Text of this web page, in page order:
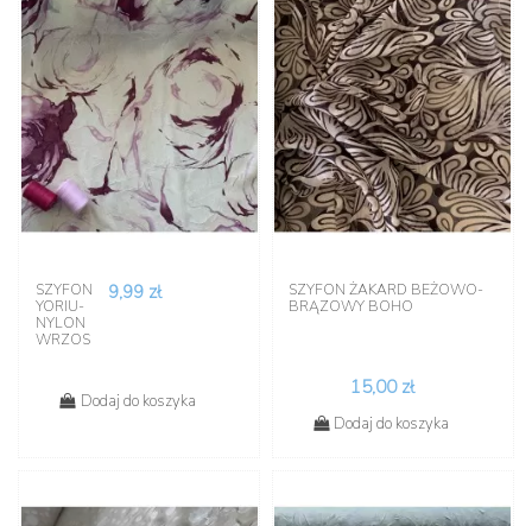
SZYFON
YORIU-
NYLON
WRZOS
9,99 zł
Dodaj do koszyka
SZYFON ŻAKARD BEŻOWO-
BRĄZOWY BOHO
15,00 zł
Dodaj do koszyka